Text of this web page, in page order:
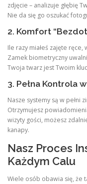
zdjęcie – analizuje głębię
Nie da się go oszukać
2. Komfort
Ile razy miałeś zajęte
Zamek biometryczny
Twoja twarz jest Twoim
3. Pełna Kontrola
Nasze systemy są w pełni
Otrzymujesz
wizyty gości, możesz
kanapy.
Nasz Proces
Każdym Calu
Wiele osób obawia się, że